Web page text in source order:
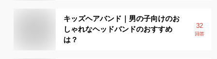
キッズヘアバンド｜男の子向けのお
しゃれなヘッドバンドのおすすめ
は？
32
回答